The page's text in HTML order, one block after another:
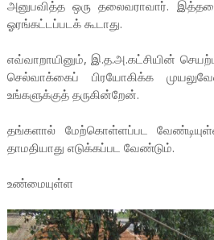
அனுபவித்த ஒரு தலைவராவார்.
ஓரங்கட்டப்படக் கூடாது.
எவ்வாறாயினும், இ.த.அ.கட்சியின்
செல்வாக்கைப் பிரயோகிக்க
உங்களுக்குத் தருகின்றேன்.
தங்களால் மேற்கொள்ளப்பட
தாமதியாது எடுக்கப்பட வேண்டும்.
உண்மையுள்ள